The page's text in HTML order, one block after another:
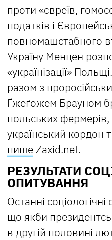
проти «євреїв,
податків і
повномашстабного
Україну Менцен
«українізації»
разом з
Ґжеґожем Брауном
польських фермерів,
український кордон
пишеZaxid.net.
РЕЗУЛЬТАТИ
ОПИТУВАННЯ
Останні
що якби
в другій половині